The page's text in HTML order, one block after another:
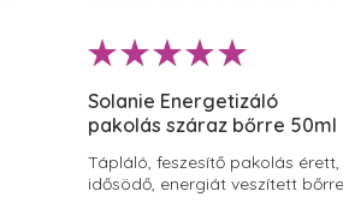
Solanie Energetizáló
pakolás száraz bőrre 50ml
Tápláló, feszesítő pakolás érett,
idősödő, energiát veszített bőrre